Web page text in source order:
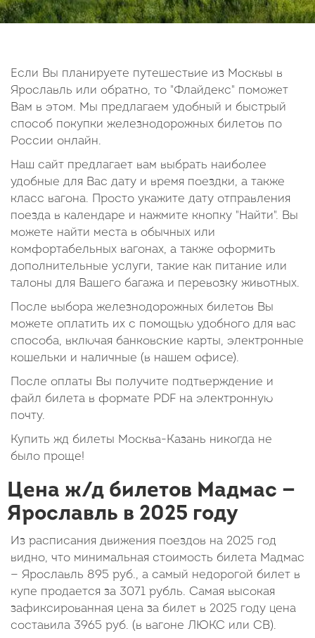
Если Вы планируете путешествие из Москвы в
Ярославль или обратно, то "Флайдекс" поможет
Вам в этом. Мы предлагаем удобный и быстрый
способ покупки железнодорожных билетов по
России онлайн.
Наш сайт предлагает вам выбрать наиболее
удобные для Вас дату и время поездки, а также
класс вагона. Просто укажите дату отправления
поезда в календаре и нажмите кнопку "Найти". Вы
можете найти места в обычных или
комфортабельных вагонах, а также оформить
дополнительные услуги, такие как питание или
талоны для Вашего багажа и перевозку животных.
После выбора железнодорожных билетов Вы
можете оплатить их с помощью удобного для вас
способа, включая банковские карты, электронные
кошельки и наличные (в нашем офисе).
После оплаты Вы получите подтверждение и
файл билета в формате PDF на электронную
почту.
Купить жд билеты Москва-Казань никогда не
было проще!
Цена ж/д билетов Мадмас —
Ярославль в 2025 году
Из расписания движения поездов на 2025 год
видно, что минимальная стоимость билета Мадмас
— Ярославль 895 руб., а самый недорогой билет в
купе продается за 3071 рубль. Самая высокая
зафиксированная цена за билет в 2025 году цена
составила 3965 руб. (в вагоне ЛЮКС или СВ).
14
15 16 17 18 19
20
Октябрь 2026
5
6 7 8 9 10
11
12
13 14 15 16 17
18
19
20 21 22 23
31